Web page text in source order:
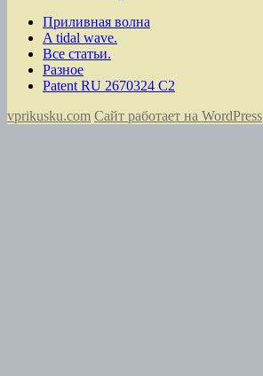
Приливная волна
A tidal wave.
Все статьи.
Разное
Patent RU 2670324 C2
vprikusku.com Сайт работает на WordPress